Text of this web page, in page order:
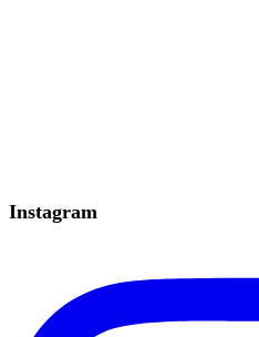
Instagram